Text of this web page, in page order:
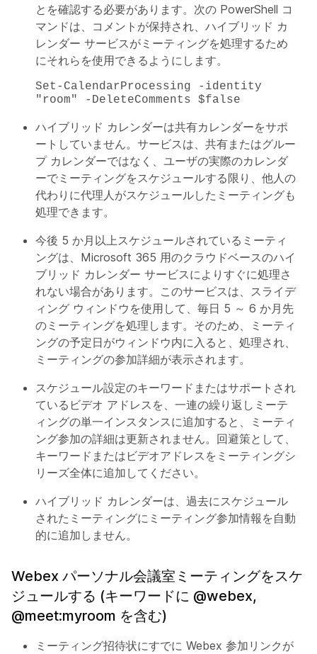
とを確認する必要があります。次の PowerShell コ
マンドは、コメントが保持され、ハイブリッド カ
レンダー サービスがミーティングを処理するため
にそれらを使用できるようにします。
Set-CalendarProcessing -identity
"room" -DeleteComments $false
ハイブリッド カレンダーは共有カレンダーをサポ
ートしていません。サービスは、共有またはグルー
プ カレンダーではなく、ユーザの実際のカレンダ
ーでミーティングをスケジュールする限り、他人の
代わりに代理人がスケジュールしたミーティングも
処理できます。
今後 5 か月以上スケジュールされているミーティ
ングは、Microsoft 365 用のクラウドベースのハイ
ブリッド カレンダー サービスによりすぐに処理さ
れない場合があります。このサービスは、スライデ
ィング ウィンドウを使用して、毎日 5 ～ 6 か月先
のミーティングを処理します。そのため、ミーティ
ングの予定日がウィンドウ内に入ると、処理され、
ミーティングの参加詳細が表示されます。
スケジュール設定のキーワードまたはサポートされ
ているビデオ アドレスを、一連の繰り返しミーテ
ィングの単一インスタンスに追加すると、ミーティ
ング参加の詳細は更新されません。回避策として、
キーワードまたはビデオアドレスをミーティングシ
リーズ全体に追加してください。
ハイブリッド カレンダーは、過去にスケジュール
されたミーティングにミーティング参加情報を自動
的に追加しません。
Webex パーソナル会議室ミーティングをスケ
ジュールする (キーワードに @webex,
@meet:myroom を含む)
ミーティング招待状にすでに Webex 参加リンクが